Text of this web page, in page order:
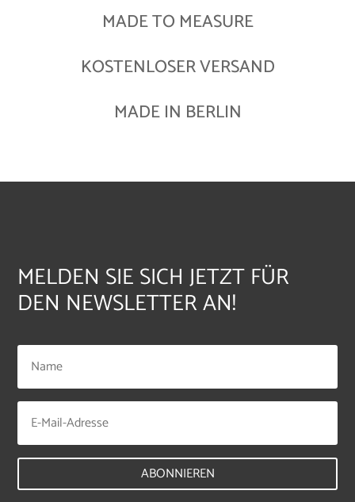
MADE TO MEASURE
KOSTENLOSER VERSAND
MADE IN BERLIN
MELDEN SIE SICH JETZT FÜR
DEN NEWSLETTER AN!
ABONNIEREN